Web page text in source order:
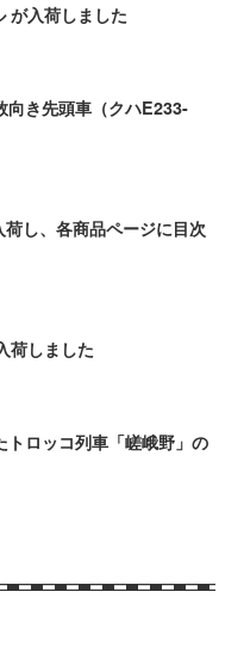
が入荷しました
向き先頭車（クハE233-
し、各商品ページに目次
荷しました
ロッコ列車「嵯峨野」の